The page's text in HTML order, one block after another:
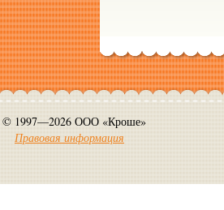
© 1997—2026 ООО «Кроше»
Правовая информация